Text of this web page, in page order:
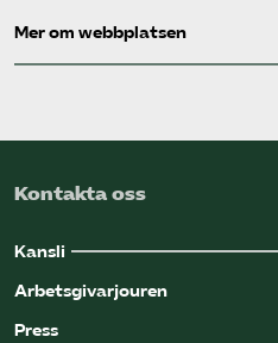
Mer om webbplatsen
Kontakta oss
Kansli
Arbetsgivarjouren
Press